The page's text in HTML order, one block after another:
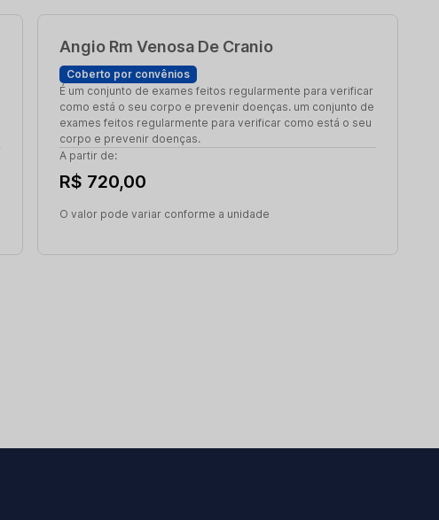
Angio Rm Venosa De Cranio
Coberto por convênios
É um conjunto de exames feitos regularmente para verificar
como está o seu corpo e prevenir doenças. um conjunto de
exames feitos regularmente para verificar como está o seu
corpo e prevenir doenças.
A partir de:
R$ 720,00
O valor pode variar conforme a unidade